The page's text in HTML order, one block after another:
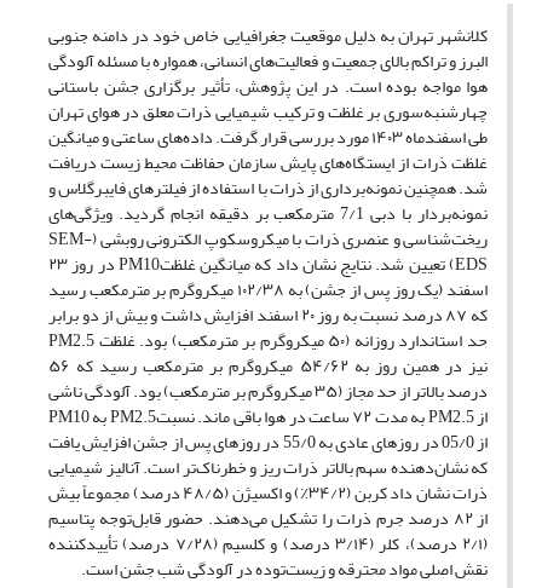
کلانشهر تهران به دلیل موقعیت جغرافیایی خاص خود در دامنه جنوبی
البرز و تراکم بالای جمعیت و فعالیت‌های انسانی، همواره با مسئله آلودگی
هوا مواجه بوده است. در این پژوهش، تأثیر برگزاری جشن باستانی
چهارشنبه‌سوری بر غلظت و ترکیب شیمیایی ذرات معلق در هوای تهران
طی اسفندماه ۱۴۰۳ مورد بررسی قرار گرفت. داده‌های ساعتی و میانگین
غلظت ذرات از ایستگاه‌های پایش سازمان حفاظت محیط زیست دریافت
شد. همچنین نمونه‌برداری از ذرات با استفاده از فیلترهای فایبرگلاس و
نمونه‌بردار با دبی 7/1 مترمکعب بر دقیقه انجام گردید. ویژگی‌های
ریخت‌شناسی و عنصری ذرات با میکروسکوپ الکترونی روبشی (SEM-
EDS) تعیین شد. نتایج نشان داد که میانگین غلظتPM10 در روز ۲۳
اسفند (یک روز پس از جشن) به ۱۰۲/۳۸ میکروگرم بر مترمکعب رسید
که ۸۷ درصد نسبت به روز ۲۰ اسفند افزایش داشت و بیش از دو برابر
حد استاندارد روزانه (۵۰ میکروگرم بر مترمکعب) بود. غلظت PM2.5
نیز در همین روز به ۵۴/۶۲ میکروگرم بر مترمکعب رسید که ۵۶
درصد بالاتر از حد مجاز (۳۵ میکروگرم بر مترمکعب) بود. آلودگی ناشی
از PM2.5 به مدت ۷۲ ساعت در هوا باقی ماند. نسبتPM2.5 به PM10
از 05/0 در روزهای عادی به 55/0 در روزهای پس از جشن افزایش یافت
که نشان‌دهنده سهم بالاتر ذرات ریز و خطرناک‌تر است. آنالیز شیمیایی
ذرات نشان داد کربن (۳۴/۲٪) و اکسیژن (۴۸/۵ درصد) مجموعاً بیش
از ۸۲ درصد جرم ذرات را تشکیل می‌دهند. حضور قابل‌توجه پتاسیم
(۲/۱ درصد)، کلر (۳/۱۴ درصد) و کلسیم (۷/۲۸ درصد) تأییدکننده
نقش اصلی مواد محترقه و زیست‌توده در آلودگی شب جشن است.